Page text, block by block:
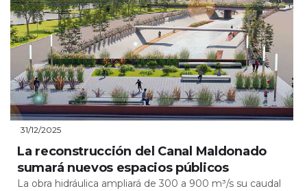
31/12/2025
La reconstrucción del Canal Maldonado
sumará nuevos espacios públicos
La obra hidráulica ampliará de 300 a 900 m³/s su caudal